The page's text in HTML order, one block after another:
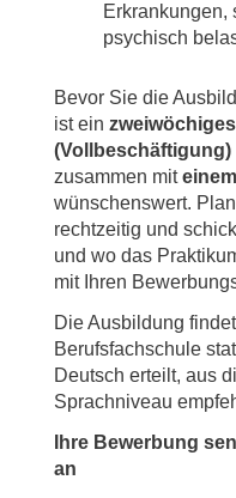
Erkrankungen,
psychisch
Bevor Sie die
ist ein zweiw
(Vollbeschäftigung)
zusammen mit
wünschenswert.
rechtzeitig und
und wo das
mit Ihren
Die Ausbildung
Berufsfachschule
Deutsch erteilt, aus
Sprachniveau
Ihre Bewerbung
an